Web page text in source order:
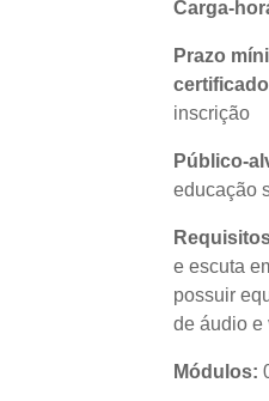
Carga-
Prazo
inscrição
Público-
educação
e escuta
possuir
de áudio e
Módulos: